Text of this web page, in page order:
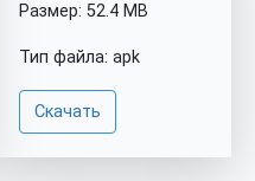
Размер: 52.4 MB
Тип файла: apk
Скачать